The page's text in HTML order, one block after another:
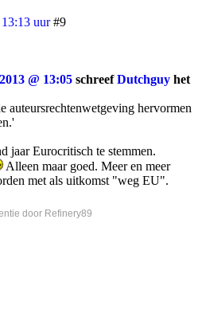
uur #9
@ 13:05 schreefDutchguy het
auteursrechtenwetgeving hervormen
jaar Eurocritisch te stemmen.
Alleen maar goed. Meer en meer
met als uitkomst "weg EU".
door Refinery89